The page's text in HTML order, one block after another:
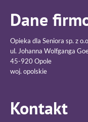
Dane
Opieka dla Seniora sp. z
ul. Johanna Wolfganga
45-920 Opole
woj. opolskie
Kontakt